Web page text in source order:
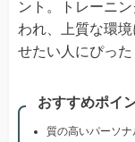
ント。トレーニ
われ、上質な環
せたい人にぴった
おすすめポイ
質の高いパーソ